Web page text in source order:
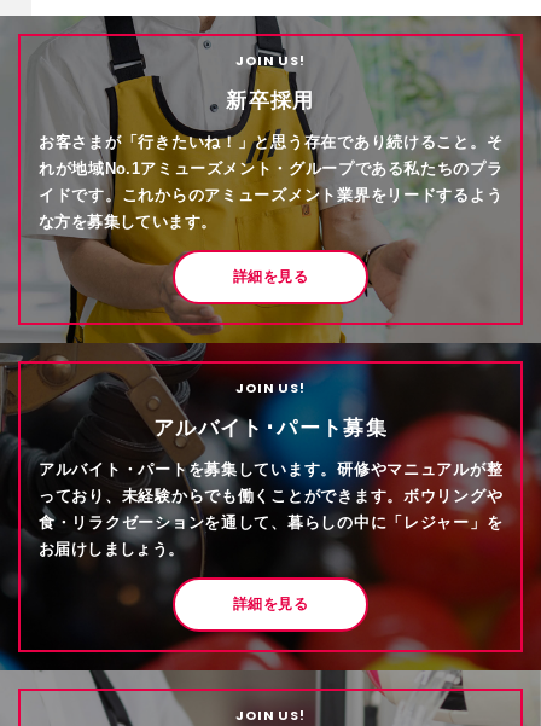
JOIN US!
新卒採用
お客さまが「行きたいね！」と思う存在であり続けること。そ
れが地域No.1アミューズメント・グループである私たちのプラ
イドです。これからのアミューズメント業界をリードするよう
な方を募集しています。
詳細を見る
JOIN US!
アルバイト･パート募集
アルバイト・パートを募集しています。研修やマニュアルが整
っており、未経験からでも働くことができます。ボウリングや
食・リラクゼーションを通して、暮らしの中に「レジャー」を
お届けしましょう。
詳細を見る
JOIN US!